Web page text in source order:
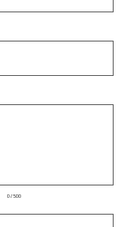
0 / 500